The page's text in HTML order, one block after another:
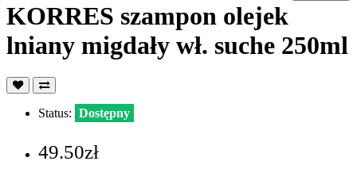
KORRES szampon olejek
lniany migdały wł. suche 250ml
Status: Dostępny
49.50zł